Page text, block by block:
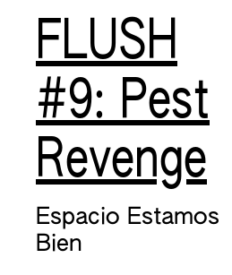
FLUSH
#9: Pest
Revenge
Espacio Estamos
Bien